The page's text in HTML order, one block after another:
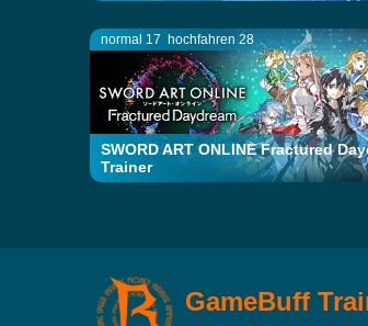
normal 17 hochfahren 28
SWORD ART ONLINE Fractured
Trainer
GameBuff